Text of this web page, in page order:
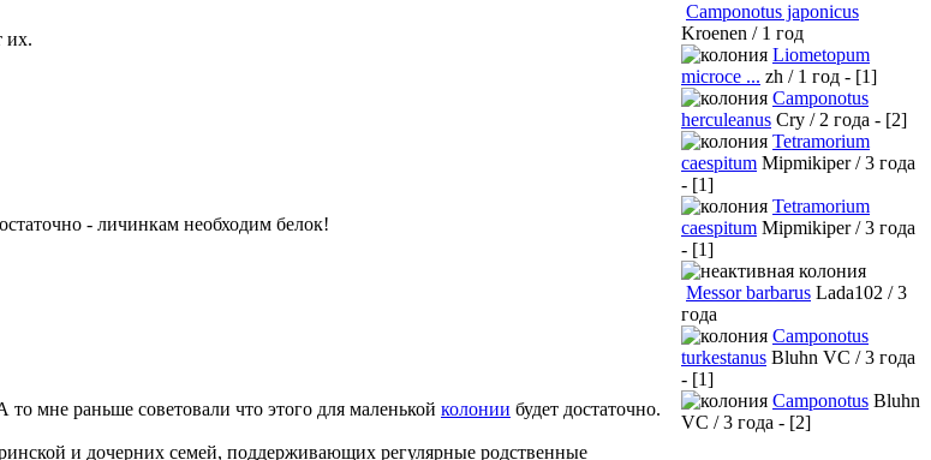
их.
- личинкам необходим белок!
мне раньше советовали что этого для маленькой колонии будет достаточно.
и дочерних семей, поддерживающих регулярные родственные
Camponotus japonicus
Kroenen / 1 год
Liometopum
microce ... zh / 1 год - [1]
Camponotus
herculeanus Cry / 2 года - [2]
Tetramorium
caespitum Mipmikiper / 3 года
- [1]
Tetramorium
caespitum Mipmikiper / 3 года
- [1]
Messor barbarus Lada102 / 3
года
Camponotus
turkestanus Bluhn VC / 3 года
- [1]
Camponotus Bluhn
VC / 3 года - [2]